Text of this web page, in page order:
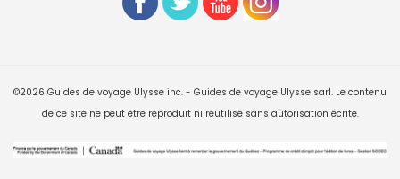
©2026 Guides de voyage Ulysse inc. - Guides de voyage Ulysse sarl. Le contenu
de ce site ne peut être reproduit ni réutilisé sans autorisation écrite.